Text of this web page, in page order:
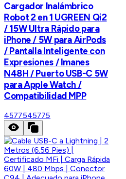
Cargador Inalámbrico
Robot 2 en 1 UGREEN Qi2
/ 15W Ultra Rápido para
iPhone / 5W para AirPods
/ Pantalla Inteligente con
Expresiones / Imanes
N48H / Puerto USB-C 5W
para Apple Watch /
Compatibilidad MPP
4577545775